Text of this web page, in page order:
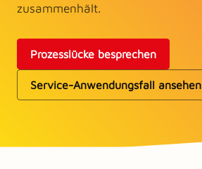
zusammenhält.
Prozesslücke besprechen
Service-Anwendungsfall ansehen